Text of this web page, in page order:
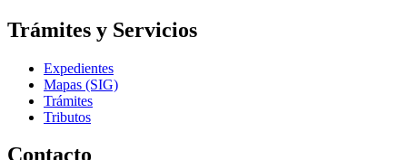
Trámites y Servicios
Expedientes
Mapas (SIG)
Trámites
Tributos
Contacto